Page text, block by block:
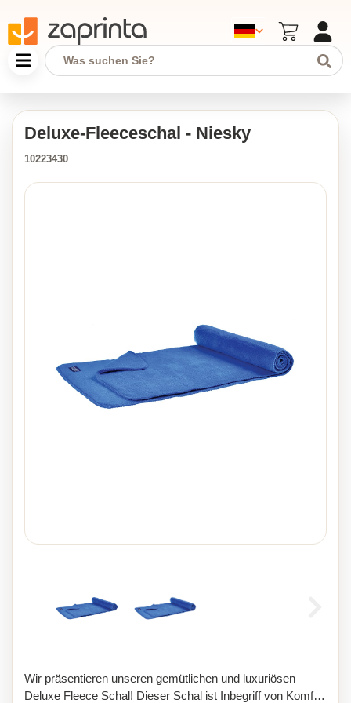
Deluxe-Fleeceschal - Niesky
10223430
Wir präsentieren unseren gemütlichen und luxuriösen
Deluxe Fleece Schal! Dieser Schal ist Inbegriff von Komfort